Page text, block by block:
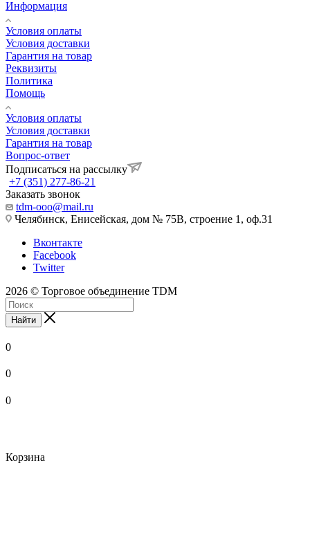
Информация
Условия оплаты
Условия доставки
Гарантия на товар
Реквизиты
Политика
Помощь
Условия оплаты
Условия доставки
Гарантия на товар
Вопрос-ответ
Подписаться на рассылку
+7 (351) 277-86-21
Заказать звонок
tdm-ooo@mail.ru
Челябинск, Енисейская, дом № 75В, строение 1, оф.31
Вконтакте
Facebook
Twitter
2026 © Торговое объединение TDM
Найти
0
0
0
Корзина